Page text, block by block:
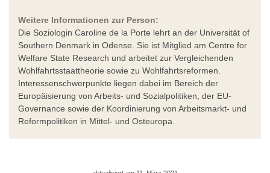
Weitere Informationen zur Person:
Die Soziologin Caroline de la Porte lehrt an der Universität of
Southern Denmark in Odense. Sie ist Mitglied am Centre for
Welfare State Research und arbeitet zur Vergleichenden
Wohlfahrtsstaattheorie sowie zu Wohlfahrtsreformen.
Interessenschwerpunkte liegen dabei im Bereich der
Europäisierung von Arbeits- und Sozialpolitiken, der EU-
Governance sowie der Koordinierung von Arbeitsmarkt- und
Reformpolitiken in Mittel- und Osteuropa.